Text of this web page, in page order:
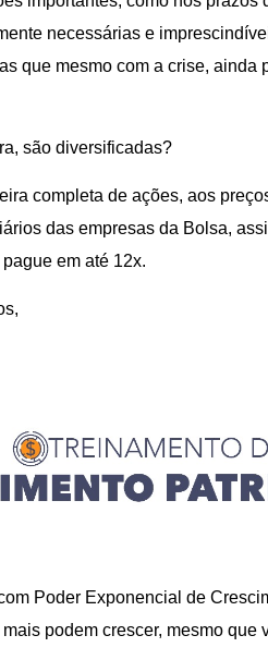
necessárias e
que mesmo com a crise, ainda
são diversificadas?
completa de ações, aos
das empresas da Bolsa,
em até 12x.
Poder Exponencial de
podem crescer, mesmo